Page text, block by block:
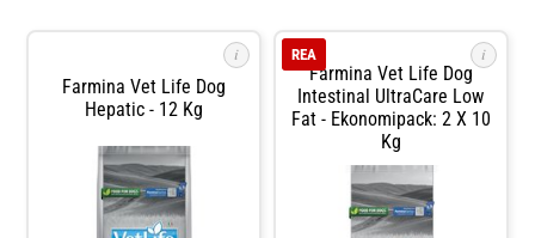
i
Farmina Vet Life Dog
Hepatic - 12 Kg
i
Farmina Vet Life Dog
Intestinal UltraCare Low
Fat - Ekonomipack: 2 X 10
Kg
REA